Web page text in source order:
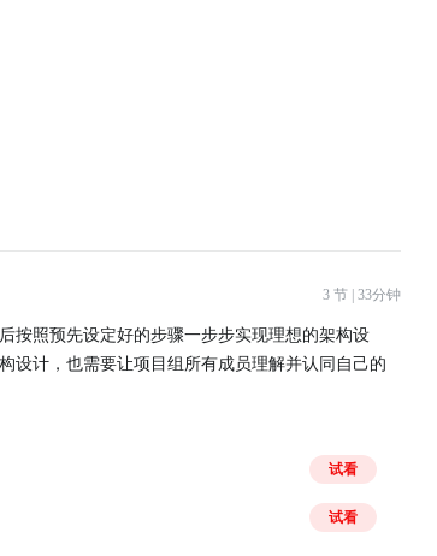
3 节 | 33分钟
按照预先设定好的步骤一步步实现理想的架构设
设计，也需要让项目组所有成员理解并认同自己的
试看
试看